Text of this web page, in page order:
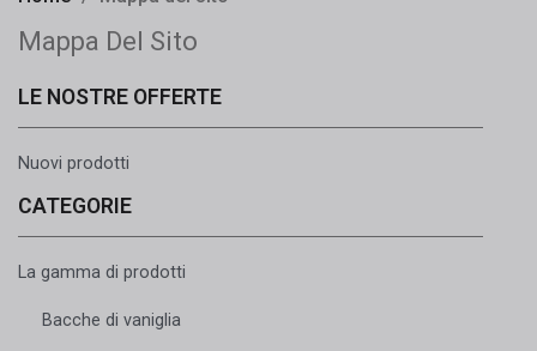
Mappa Del Sito
LE NOSTRE OFFERTE
Nuovi prodotti
CATEGORIE
La gamma di prodotti
Bacche di vaniglia